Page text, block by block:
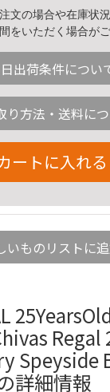
文の場合や在庫状
をいただく場合がご
出荷条件につい
り方法・送料に
ートに入れる
いものリストに
Regal
Speyside
詳細情報